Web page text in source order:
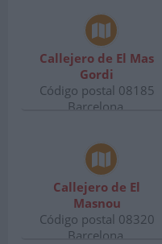
Callejero de El Mas
Gordi
Código postal 08185
Barcelona.
Callejero de El
Masnou
Código postal 08320
Barcelona.